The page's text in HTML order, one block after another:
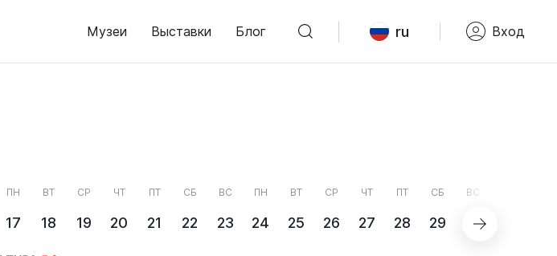
Музеи Выставки Блог ru Вход
ПН
17
ВТ
18
СР
19
ЧТ
20
ПТ
21
СБ
22
ВС
23
ПН
24
ВТ
25
СР
26
ЧТ
27
ПТ
28
СБ
29
ВС
30